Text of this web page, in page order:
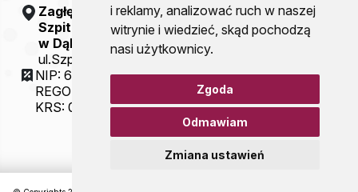
i reklamy, analizować ruch w naszej
witrynie i wiedzieć, skąd pochodzą
nasi użytkownicy.
Zgoda
Odmawiam
Zmiana ustawień
Zagłębiowskie Centrum Onkologii
Szpital Specjalistyczny im. Sz. Starkiewicza
w Dąbrowie Górniczej
ul.Szpitalna 13
NIP: 6292115781
REGON: 000310077
KRS: 0000054321